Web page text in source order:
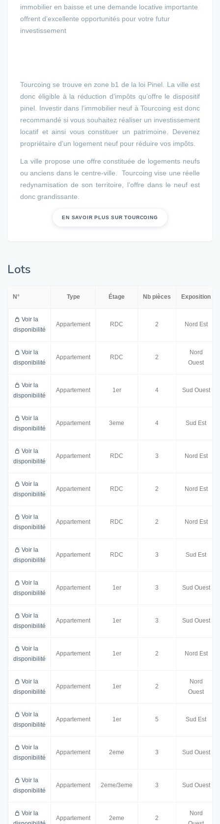
immobilier en baisse et une demande locative importante
offrent d’excellente opportunités pour votre futur
investissement
Tourcoing se trouve en zone b1 de la loi Pinel. La ville est
donc éligible à la réduction d’impôts qu’offre le dispositif
pinel. Investir dans l’immobilier neuf à Tourcoing est donc
recommandé si vous souhaitez réaliser un investissement
locatif et ainsi vous constituer un patrimoine. Devenez
propriétaire d’un logement neuf pour réduire vos impôts.
La ville propose une offre constituée de logements neufs
ou anciens dans le centre-ville. Tourcoing vise une réelle
redynamisation de son territoire, l’offre dans le neuf est
donc grandissante.
EN SAVOIR PLUS SUR TOURCOING
Lots
N° Type Étage Nb pièces Exposition
Voir la
disponibilité
Appartement RDC 2 Nord Est
Voir la
disponibilité
Appartement RDC 2
Nord
Ouest
Voir la
disponibilité
Appartement 1er 4 Sud Ouest
Voir la
disponibilité
Appartement 3eme 4 Sud Est
Voir la
disponibilité
Appartement RDC 3 Nord Est
Voir la
disponibilité
Appartement RDC 2 Nord Est
Voir la
disponibilité
Appartement RDC 2 Nord Est
Voir la
disponibilité
Appartement RDC 3 Sud Est
Voir la
disponibilité
Appartement 1er 3 Sud Ouest
Voir la
disponibilité
Appartement 1er 3 Sud Ouest
Voir la
disponibilité
Appartement 1er 2 Nord Est
Voir la
disponibilité
Appartement 1er 2
Nord
Ouest
Voir la
disponibilité
Appartement 1er 5 Sud Est
Voir la
disponibilité
Appartement 2eme 3 Sud Ouest
Voir la
disponibilité
Appartement 2eme/3eme 3 Sud Ouest
Voir la
Appartement 2eme 2
Nord